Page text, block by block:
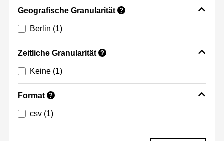
Geografische Granularität ?
Berlin (1)
Zeitliche Granularität ?
Keine (1)
Format ?
csv (1)